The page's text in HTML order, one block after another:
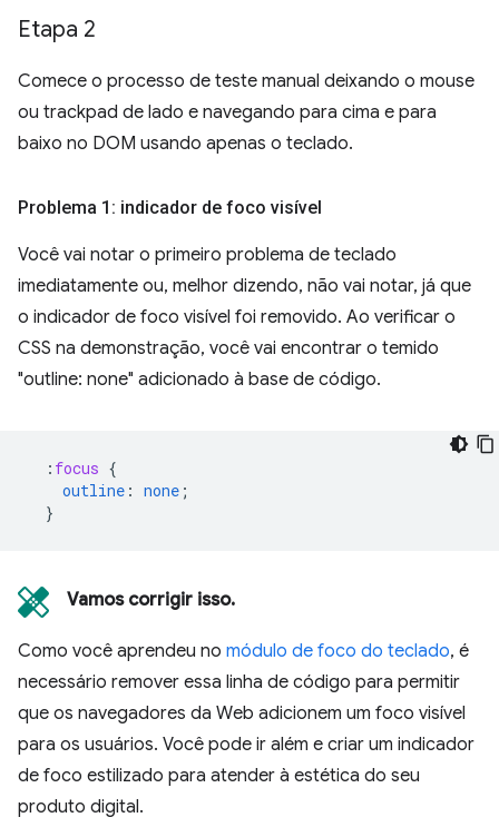
Etapa 2
Comece o processo de teste manual deixando o mouse
ou trackpad de lado e navegando para cima e para
baixo no DOM usando apenas o teclado.
Problema 1: indicador de foco visível
Você vai notar o primeiro problema de teclado
imediatamente ou, melhor dizendo, não vai notar, já que
o indicador de foco visível foi removido. Ao verificar o
CSS na demonstração, você vai encontrar o temido
"outline: none" adicionado à base de código.
: focus {
outline : none ;
}
Vamos corrigir isso.
Como você aprendeu no módulo de foco do teclado, é
necessário remover essa linha de código para permitir
que os navegadores da Web adicionem um foco visível
para os usuários. Você pode ir além e criar um indicador
de foco estilizado para atender à estética do seu
produto digital.